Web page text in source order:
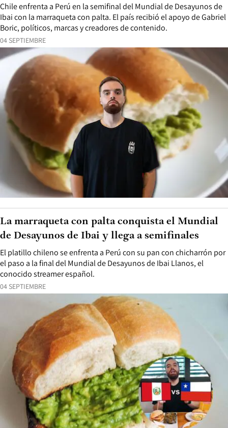
04 SEPTIEMBRE
Chile enfrenta a Perú en la semifinal del Mundial de Desayunos de
Ibai con la marraqueta con palta. El país recibió el apoyo de Gabriel
Boric, políticos, marcas y creadores de contenido.
04 SEPTIEMBRE
El platillo chileno se enfrenta a Perú con su pan con chicharrón por
el paso a la final del Mundial de Desayunos de Ibai Llanos, el
conocido streamer español.
La marraqueta con palta conquista el Mundial
de Desayunos de Ibai y llega a semifinales